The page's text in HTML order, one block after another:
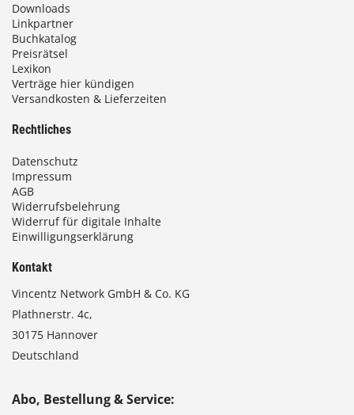
Downloads
Linkpartner
Buchkatalog
Preisrätsel
Lexikon
Verträge hier kündigen
Versandkosten & Lieferzeiten
Rechtliches
Datenschutz
Impressum
AGB
Widerrufsbelehrung
Widerruf für digitale Inhalte
Einwilligungserklärung
Kontakt
Vincentz Network GmbH & Co. KG
Plathnerstr. 4c,
30175 Hannover
Deutschland
Abo, Bestellung & Service: